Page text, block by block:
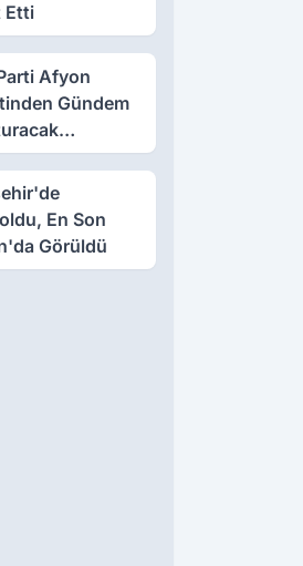
Etti
Afyon
Gündem
En Son
Görüldü